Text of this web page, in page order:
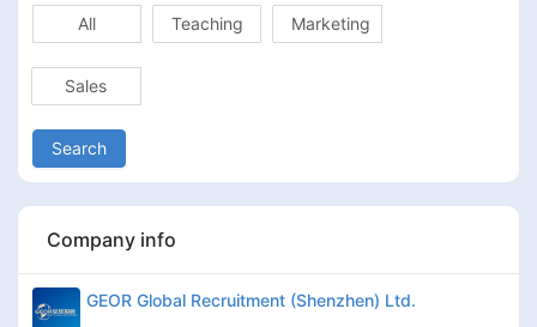
All Teaching Marketing
Sales
Search
Company info
GEOR Global Recruitment (Shenzhen) Ltd.